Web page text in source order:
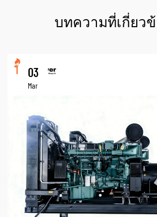
บทความที่เกี่ยวข้
03
Mar